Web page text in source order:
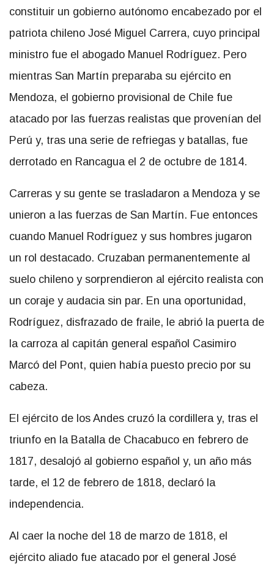
constituir un gobierno autónomo encabezado por el
patriota chileno José Miguel Carrera, cuyo principal
ministro fue el abogado Manuel Rodríguez. Pero
mientras San Martín preparaba su ejército en
Mendoza, el gobierno provisional de Chile fue
atacado por las fuerzas realistas que provenían del
Perú y, tras una serie de refriegas y batallas, fue
derrotado en Rancagua el 2 de octubre de 1814.
Carreras y su gente se trasladaron a Mendoza y se
unieron a las fuerzas de San Martín. Fue entonces
cuando Manuel Rodríguez y sus hombres jugaron
un rol destacado. Cruzaban permanentemente al
suelo chileno y sorprendieron al ejército realista con
un coraje y audacia sin par. En una oportunidad,
Rodríguez, disfrazado de fraile, le abrió la puerta de
la carroza al capitán general español Casimiro
Marcó del Pont, quien había puesto precio por su
cabeza.
El ejército de los Andes cruzó la cordillera y, tras el
triunfo en la Batalla de Chacabuco en febrero de
1817, desalojó al gobierno español y, un año más
tarde, el 12 de febrero de 1818, declaró la
independencia.
Al caer la noche del 18 de marzo de 1818, el
ejército aliado fue atacado por el general José